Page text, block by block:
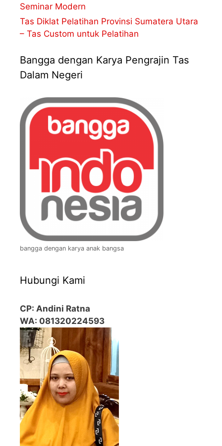
Seminar Modern
Tas Diklat Pelatihan Provinsi Sumatera Utara
– Tas Custom untuk Pelatihan
Bangga dengan Karya Pengrajin Tas
Dalam Negeri
bangga dengan karya anak bangsa
Hubungi Kami
CP: Andini Ratna
WA: 081320224593